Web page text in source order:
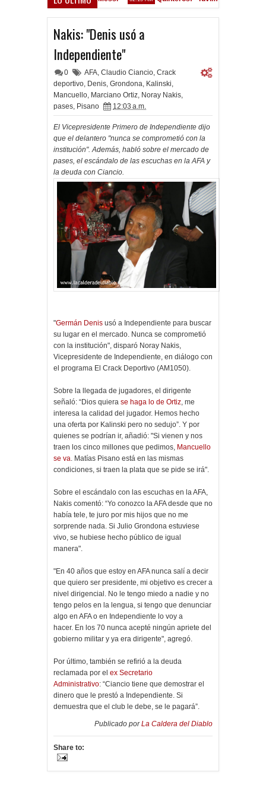
Nakis: "Denis usó a
Independiente"
0 AFA, Claudio Ciancio, Crack
deportivo, Denis, Grondona, Kalinski,
Mancuello, Marciano Ortiz, Noray Nakis,
pases, Pisano 12:03 a.m.
El Vicepresidente Primero de Independiente dijo
que el delantero "nunca se comprometió con la
institución". Además, habló sobre el mercado de
pases, el escándalo de las escuchas en la AFA y
la deuda con Ciancio.
"Germán Denis usó a Independiente para buscar
su lugar en el mercado. Nunca se comprometió
con la institución", disparó Noray Nakis,
Vicepresidente de Independiente, en diálogo con
el programa El Crack Deportivo (AM1050).
Sobre la llegada de jugadores, el dirigente
señaló: “Dios quiera se haga lo de Ortiz, me
interesa la calidad del jugador. Hemos hecho
una oferta por Kalinski pero no sedujo”. Y por
quienes se podrían ir, añadió: "Si vienen y nos
traen los cinco millones que pedimos, Mancuello
se va. Matías Pisano está en las mismas
condiciones, si traen la plata que se pide se irá".
Sobre el escándalo con las escuchas en la AFA,
Nakis comentó: “Yo conozco la AFA desde que no
había tele, te juro por mis hijos que no me
sorprende nada. Si Julio Grondona estuviese
vivo, se hubiese hecho público de igual
manera".
"En 40 años que estoy en AFA nunca salí a decir
que quiero ser presidente, mi objetivo es crecer a
nivel dirigencial. No le tengo miedo a nadie y no
tengo pelos en la lengua, si tengo que denunciar
algo en AFA o en Independiente lo voy a
hacer. En los 70 nunca acepté ningún apriete del
gobierno militar y ya era dirigente", agregó.
Por último, también se refirió a la deuda
reclamada por el ex Secretario
Administrativo: “Ciancio tiene que demostrar el
dinero que le prestó a Independiente. Si
demuestra que el club le debe, se le pagará”.
Publicado porLa Caldera del Diablo
Share to: